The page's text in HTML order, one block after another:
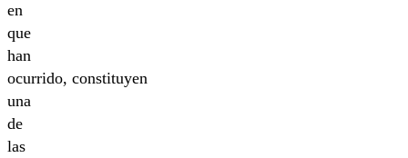
en
que
han
ocurrido, constituyen
una
de
las